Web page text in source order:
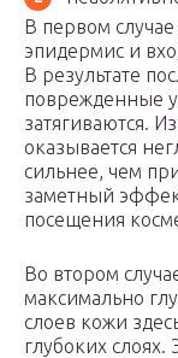
В первом
эпидермис и
В результате
поврежденные
затягиваются.
оказывается
сильнее, чем
заметный
посещения
Во втором
максимально
слоев кожи
глубоких